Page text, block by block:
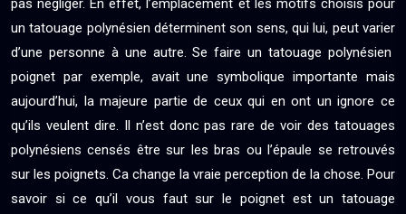
pas négliger. En effet, l’emplacement et les motifs choisis pour
un tatouage polynésien déterminent son sens, qui lui, peut varier
d’une personne à une autre. Se faire un tatouage polynésien
poignet par exemple, avait une symbolique importante mais
aujourd’hui, la majeure partie de ceux qui en ont un ignore ce
qu’ils veulent dire. Il n’est donc pas rare de voir des tatouages
polynésiens censés être sur les bras ou l’épaule se retrouvés
sur les poignets. Ca change la vraie perception de la chose. Pour
savoir si ce qu’il vous faut sur le poignet est un tatouage